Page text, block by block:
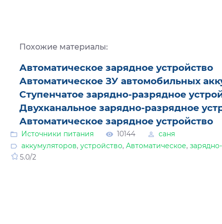
Похожие материалы:
Автоматическое зарядное устройство
Автоматическое ЗУ автомобильных
Ступенчатое зарядно-разрядное
Двухканальное зарядно-разрядное
Автоматическое зарядное устройство
Источники питания 10144
саня
аккумуляторов, устройство, Автоматическое,
5.0/2